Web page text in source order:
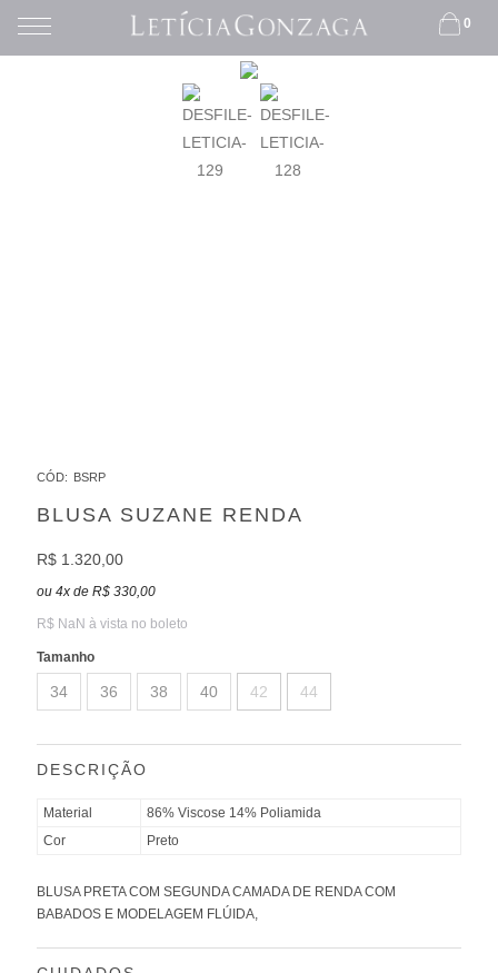
0
CÓD: BSRP
BLUSA SUZANE RENDA
R$ 1.320,00
ou 4xde R$ 330,00
R$ NaN à vista no boleto
Tamanho
34 36 38 40 42 44
DESCRIÇÃO
Material
86% Viscose 14% Poliamida
Cor
Preto
BLUSA PRETA COM SEGUNDA CAMADA DE RENDA COM
BABADOS E MODELAGEM FLÚIDA,